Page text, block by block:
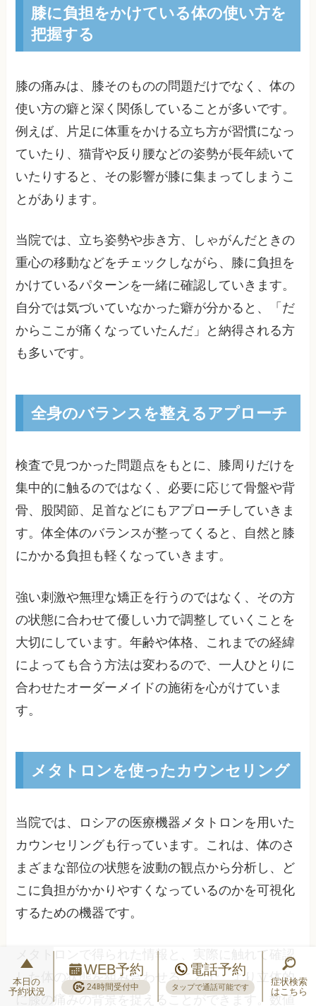
膝に負担をかけている体の使い方を
把握する
膝の痛みは、膝そのものの問題だけでなく、体の
使い方の癖と深く関係していることが多いです。
例えば、片足に体重をかける立ち方が習慣になっ
ていたり、猫背や反り腰などの姿勢が長年続いて
いたりすると、その影響が膝に集まってしまうこ
とがあります。
当院では、立ち姿勢や歩き方、しゃがんだときの
重心の移動などをチェックしながら、膝に負担を
かけているパターンを一緒に確認していきます。
自分では気づいていなかった癖が分かると、「だ
からここが痛くなっていたんだ」と納得される方
も多いです。
全身のバランスを整えるアプローチ
検査で見つかった問題点をもとに、膝周りだけを
集中的に触るのではなく、必要に応じて骨盤や背
骨、股関節、足首などにもアプローチしていきま
す。体全体のバランスが整ってくると、自然と膝
にかかる負担も軽くなっていきます。
強い刺激や無理な矯正を行うのではなく、その方
の状態に合わせて優しい力で調整していくことを
大切にしています。年齢や体格、これまでの経緯
によっても合う方法は変わるので、一人ひとりに
合わせたオーダーメイドの施術を心がけていま
す。
メタトロンを使ったカウンセリング
当院では、ロシアの医療機器メタトロンを用いた
カウンセリングも行っています。これは、体のさ
まざまな部位の状態を波動の観点から分析し、ど
こに負担がかかりやすくなっているのかを可視化
するための機器です。
メタトロンで得られた情報と、実際に触れて確認
した体の状態を組み合わせることで、より立体的
に膝の痛みの背景を捉えることができます。数値
本日の
予約状況
WEB予約
24時間受付中
電話予約
タップで通話可能です
症状検索
はこちら